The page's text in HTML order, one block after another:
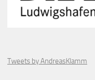
Tweets by AndreasKlamm